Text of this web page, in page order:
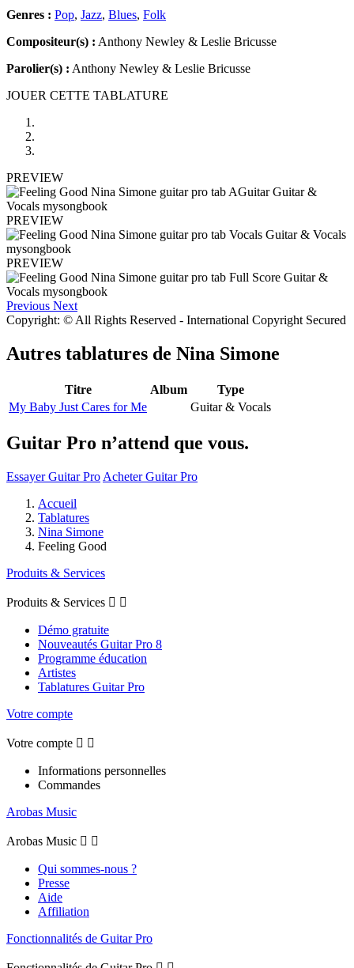
Genres : Pop, Jazz, Blues, Folk
Compositeur(s) : Anthony Newley & Leslie Bricusse
Parolier(s) : Anthony Newley & Leslie Bricusse
JOUER CETTE TABLATURE
PREVIEW
PREVIEW
PREVIEW
Previous Next
Copyright: © All Rights Reserved - International Copyright Secured
Autres tablatures de Nina Simone
Titre Album
Type
My Baby Just Cares for Me
Guitar & Vocals
Guitar Pro n’attend que vous.
Essayer Guitar Pro Acheter Guitar Pro
Accueil
Tablatures
Nina Simone
Feeling Good
Produits & Services
Produits & Services  
Démo gratuite
Nouveautés Guitar Pro 8
Programme éducation
Artistes
Tablatures Guitar Pro
Votre compte
Votre compte  
Informations personnelles
Commandes
Arobas Music
Arobas Music  
Qui sommes-nous ?
Presse
Aide
Affiliation
Fonctionnalités de Guitar Pro